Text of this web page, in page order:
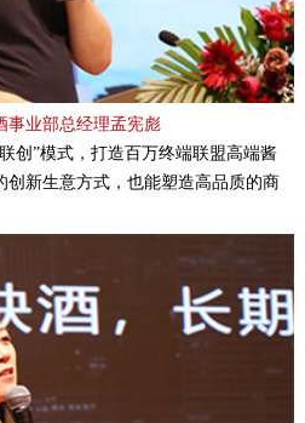
事业部总经理孟宪彪
创”模式，打造百万终端联盟高端酱
创新生意方式，也能塑造高品质的商